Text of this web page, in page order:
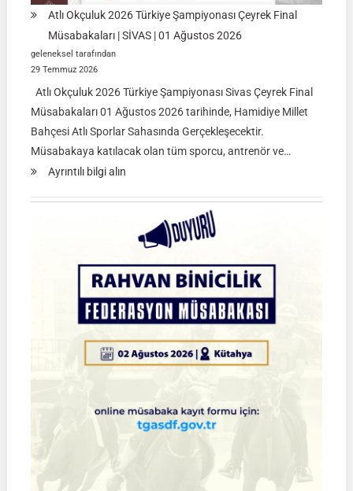
Atlı Okçuluk 2026 Türkiye Şampiyonası Çeyrek Final
Müsabakaları | SİVAS | 01 Ağustos 2026
geleneksel tarafından
29 Temmuz 2026
Atlı Okçuluk 2026 Türkiye Şampiyonası Sivas Çeyrek Final
Müsabakaları 01 Ağustos 2026 tarihinde, Hamidiye Millet
Bahçesi Atlı Sporlar Sahasında Gerçekleşecektir.
Müsabakaya katılacak olan tüm sporcu, antrenör ve…
Ayrıntılı bilgi alın:
2026
Türkiye
Şampiyonası
Çeyrek
Final
|
01